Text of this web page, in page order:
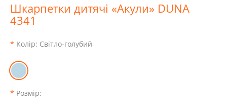
Шкарпетки дитячі «Акули» DUNA
4341
Колір: Світло-голубий
Розмір: